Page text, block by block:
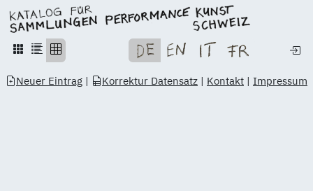
Neuer Eintrag | Korrektur Datensatz | Kontakt | Impressum